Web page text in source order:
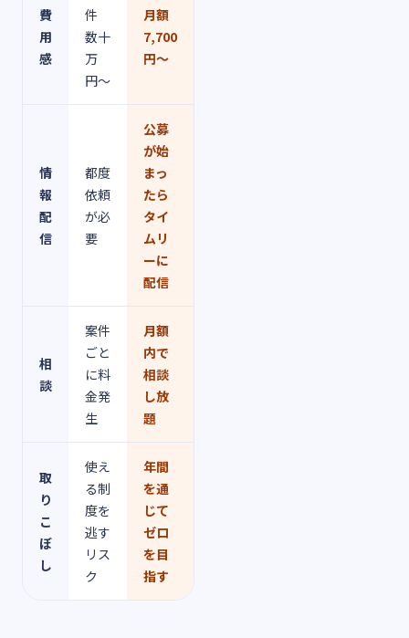
費
用
感
件
数十
万
円〜
月額
7,700
円〜
情
報
配
信
都度
依頼
が必
要
公募
が始
まっ
たら
タイ
ムリ
ーに
配信
相
談
案件
ごと
に料
金発
生
月額
内で
相談
し放
題
取
り
こ
ぼ
し
使え
る制
度を
逃す
リス
ク
年間
を通
じて
ゼロ
を目
指す